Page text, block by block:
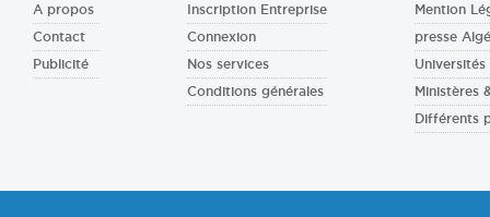
A propos
Contact
Publicité
Inscription Entreprise
Connexion
Nos services
Conditions générales
Mention
presse
Ministères
Différents